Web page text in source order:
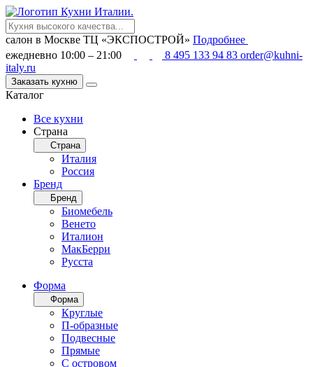
салон в Москве ТЦ «ЭКСПОСТРОЙ» Подробнее
ежедневно 10:00 – 21:00
8 495 133 94 83 order@kuhni-
italy.ru
Заказать кухню
Каталог
Все кухни
Страна
Страна
Италия
Россия
Бренд
Бренд
Биомебель
Венето
Италион
МакБерри
Русста
Форма
Форма
Круглые
П-образные
Подвесные
Прямые
С островом